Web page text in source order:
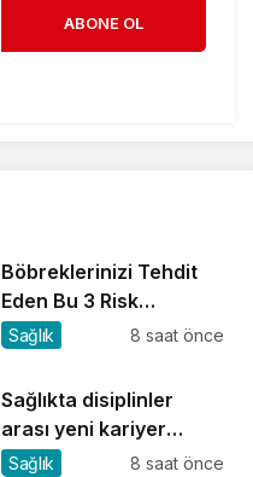
ABONE OL
Böbreklerinizi Tehdit
Eden Bu 3 Risk
Faktörüne Dikkat!
Sağlık 8 saat önce
Sağlıkta disiplinler
arası yeni kariyer
dönemi
Sağlık 8 saat önce